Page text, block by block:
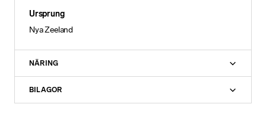
Ursprung
Nya Zeeland
NÄRING
BILAGOR